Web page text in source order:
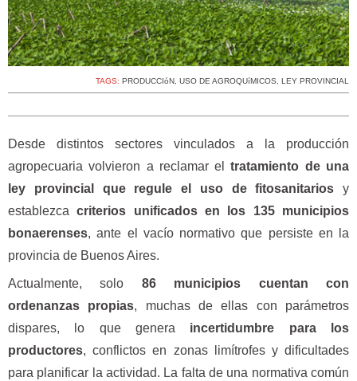
TAGS: PRODUCCIóN, USO DE AGROQUíMICOS, LEY PROVINCIAL
Desde distintos sectores vinculados a la producción
agropecuaria volvieron a reclamar eltratamiento de una
ley provincial que regule el uso de fitosanitarios y
establezcacriterios unificados en los 135 municipios
bonaerenses, ante el vacío normativo que persiste en la
provincia de Buenos Aires.
Actualmente, solo 86 municipios cuentan con
ordenanzas propias, muchas de ellas con parámetros
dispares, lo que genera incertidumbre para los
productores, conflictos en zonas limítrofes y dificultades
para planificar la actividad. La falta de una normativa común